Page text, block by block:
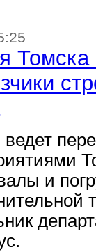
Томска
и